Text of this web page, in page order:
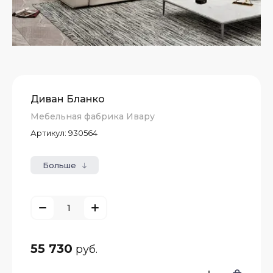
Диван Бланко
Мебельная фабрика Ивару
Артикул: 930564
Больше
55 730 руб.